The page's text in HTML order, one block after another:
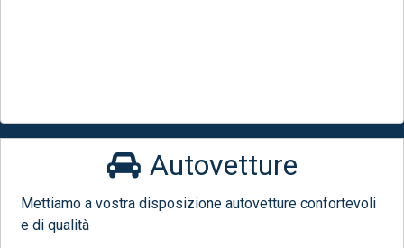
Autovetture
Mettiamo a vostra disposizione autovetture confortevoli
e di qualità